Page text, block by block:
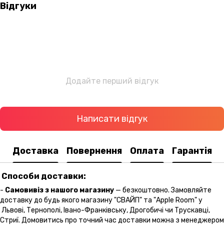
Відгуки
Додайте перший відгук
Написати відгук
Доставка Повернення Оплата Гарантія
Способи доставки:
- Самовивіз з нашого магазину — безкоштовно. Замовляйте
доставку до будь якого магазину "СВАЙП" та "Apple Room" у
Львові, Тернополі, Івано-Франківську, Дрогобичі чи Трускавці,
Стриї. Домовитись про точний час доставки можна з менеджером